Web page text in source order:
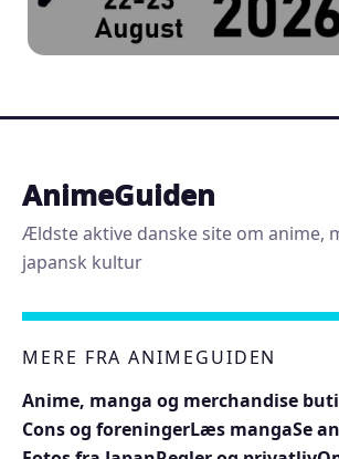
AnimeGuiden
Ældste aktive danske site om anime,
japansk kultur
MERE FRA ANIMEGUIDEN
Anime, manga og merchandise
Cons og foreningerLæs mangaSe